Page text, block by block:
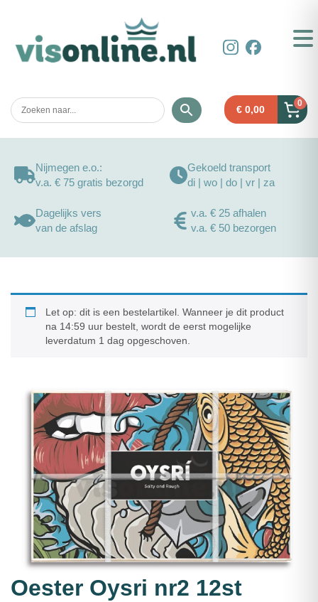
€ 0,00
0
Nijmegen e.o.:
v.a. € 75 gratis bezorgd
Gekoeld transport
di | wo | do | vr | za
Dagelijks vers
van de afslag
v.a. € 25 afhalen
v.a. € 50 bezorgen
Let op: dit is een bestelartikel. Wanneer je dit product
na 14:59 uur bestelt, wordt de eerst mogelijke
leverdatum 1 dag opgeschoven.
Oester Oysri nr2 12st